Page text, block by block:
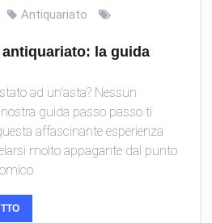
Antiquariato
antiquariato: la guida
ad un'asta? Nessun
guida passo passo ti
affascinante esperienza
molto appagante dal punto